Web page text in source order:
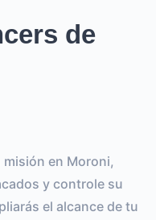
de
en Moroni,
y controle su
el alcance de tu